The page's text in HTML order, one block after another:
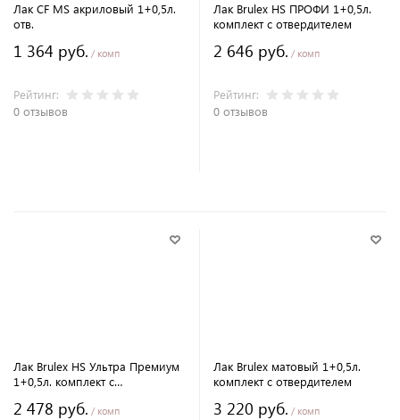
Лак CF MS акриловый 1+0,5л.
отв.
1 364 руб. / комп
Рейтинг:
0 отзывов
Лак Brulex HS ПРОФИ 1+0,5л.
комплект с отвердителем
2 646 руб. / комп
Рейтинг:
0 отзывов
Лак Brulex HS Ультра Премиум
1+0,5л. комплект с
2 478 руб. / комп
Лак Brulex матовый 1+0,5л.
комплект с отвердителем
3 220 руб. / комп